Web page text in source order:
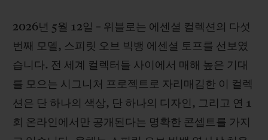
2026년 5월 12일 – 위블로는 에센셜 컬렉션의 다섯
번째 모델, 스피릿 오브 빅뱅 에센셜 토프를 선보였
습니다. 전 세계 컬렉터들 사이에서 매해 높은 기대
를 모으는 시그니처 프로젝트로 자리매김한 이 컬렉
션은 단 하나의 색상, 단 하나의 디자인, 그리고 연 1
회 온라인에서만 공개된다는 명확한 콘셉트를 가지
휴블로티스타 및 연장 보증
무료 배송 & 반품
안전한 결제